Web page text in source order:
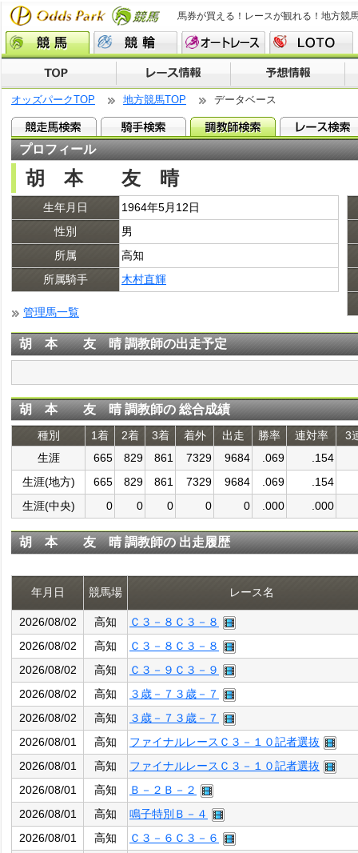
馬券が買える！レースが観れる！地方競
オッズパークTOP 地方競馬TOP データベース
プロフィール
胡 本 友 晴
生年月日
1964年5月12日
性別
男
所属
高知
所属騎手
木村直輝
管理馬一覧
胡 本 友 晴 調教師の出走予定
胡 本 友 晴 調教師の 総合成績
種別 1着 2着 3着 着外 出走 勝率 連対率
3
生涯
665 829 861 7329 9684 .069
.154
生涯(地方)
665 829 861 7329 9684 .069
.154
生涯(中央)
0 0 0 0 0 .000 .000
胡 本 友 晴 調教師の 出走履歴
年月日 競馬場 レース名
2026/08/02 高知
Ｃ３－８Ｃ３－８
2026/08/02
高知
Ｃ３－８Ｃ３－８
2026/08/02
高知
Ｃ３－９Ｃ３－９
2026/08/02
高知
３歳－７３歳－７
2026/08/02
高知
３歳－７３歳－７
2026/08/01
高知
ファイナルレースＣ３－１０記者選抜
2026/08/01
高知
ファイナルレースＣ３－１０記者選抜
2026/08/01
高知
Ｂ－２Ｂ－２
2026/08/01
高知
鳴子特別Ｂ－４
2026/08/01
高知
Ｃ３－６Ｃ３－６